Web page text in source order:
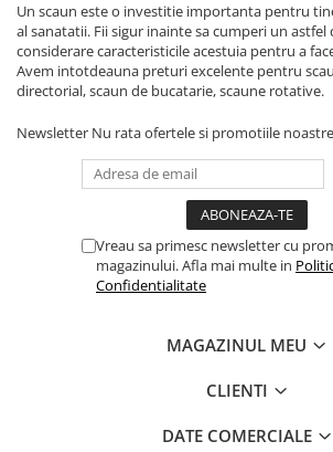
Un scaun este o investitie importanta pentru
al sanatatii. Fii sigur inainte sa cumperi un astfel
considerare caracteristicile acestuia pentru a
Avem intotdeauna preturi excelente pentru
directorial, scaun de bucatarie, scaune rotative.
Newsletter Nu rata ofertele si promotiile noastre
Vreau sa primesc newsletter cu
magazinului. Afla mai multe in
Confidentialitate
MAGAZINUL MEU
CLIENTI
DATE COMERCIALE